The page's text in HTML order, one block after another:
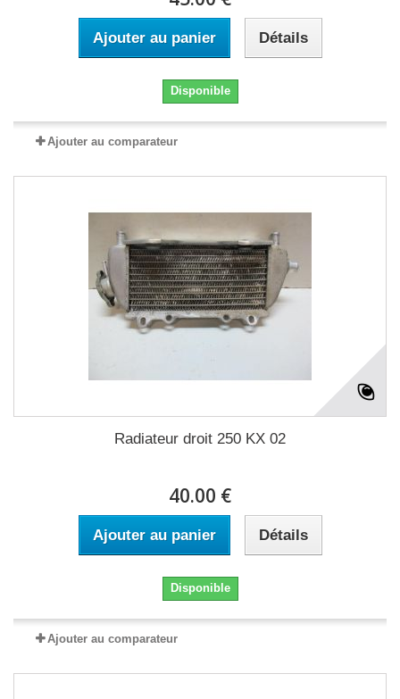
Ajouter au panier Détails
Disponible
Ajouter au comparateur
Radiateur droit 250 KX 02
40.00 €
Ajouter au panier Détails
Disponible
Ajouter au comparateur